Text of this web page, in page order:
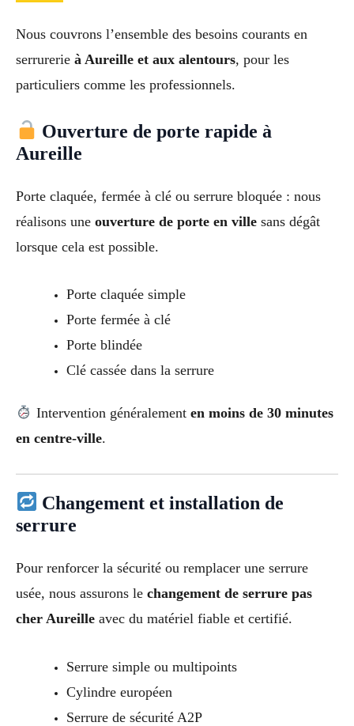
Nous couvrons l’ensemble des besoins courants en
serrurerie à Aureille et aux alentours, pour les
particuliers comme les professionnels.
Ouverture de porte rapide à
Aureille
Porte claquée, fermée à clé ou serrure bloquée : nous
réalisons une ouverture de porte en ville sans dégât
lorsque cela est possible.
Porte claquée simple
Porte fermée à clé
Porte blindée
Clé cassée dans la serrure
Intervention généralement en moins de 30 minutes
en centre-ville.
Changement et installation de
serrure
Pour renforcer la sécurité ou remplacer une serrure
usée, nous assurons le changement de serrure pas
cher Aureille avec du matériel fiable et certifié.
Serrure simple ou multipoints
Cylindre européen
Serrure de sécurité A2P